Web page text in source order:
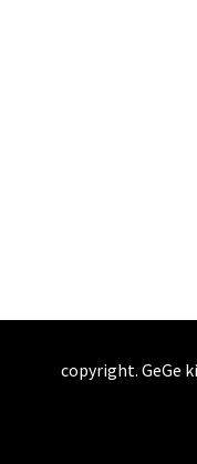
copyright. GeGe